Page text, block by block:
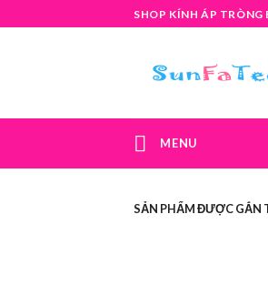
to
SHOP KÍNH ÁP
MENU
SẢN PHẨM ĐƯỢC GẮN